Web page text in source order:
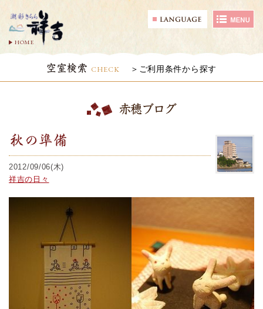
HOME
空室検索 CHECK ご利用条件から探す
赤穂ブログ
秋の準備
2012/09/06(木)
祥吉の日々